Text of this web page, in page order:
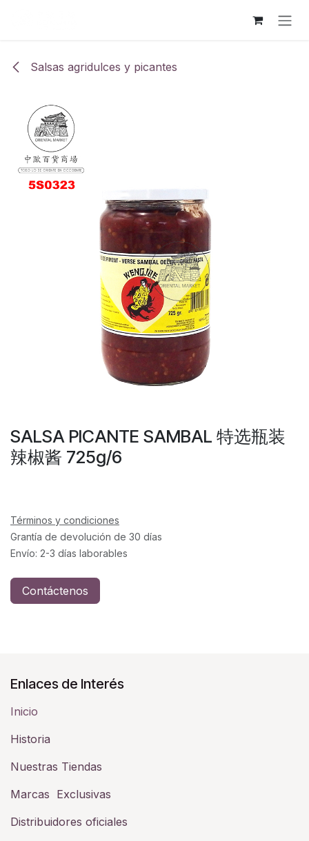
Salsas agridulces y picantes
SALSA PICANTE SAMBAL 特选瓶装
辣椒酱 725g/6
Términos y condiciones
Grantía de devolución de 30 días
Envío: 2-3 días laborables
Contáctenos
Enlaces de Interés
Inicio
Historia​
Nuestras Tiendas
Marcas Exclusivas
Distribuidores oficiales